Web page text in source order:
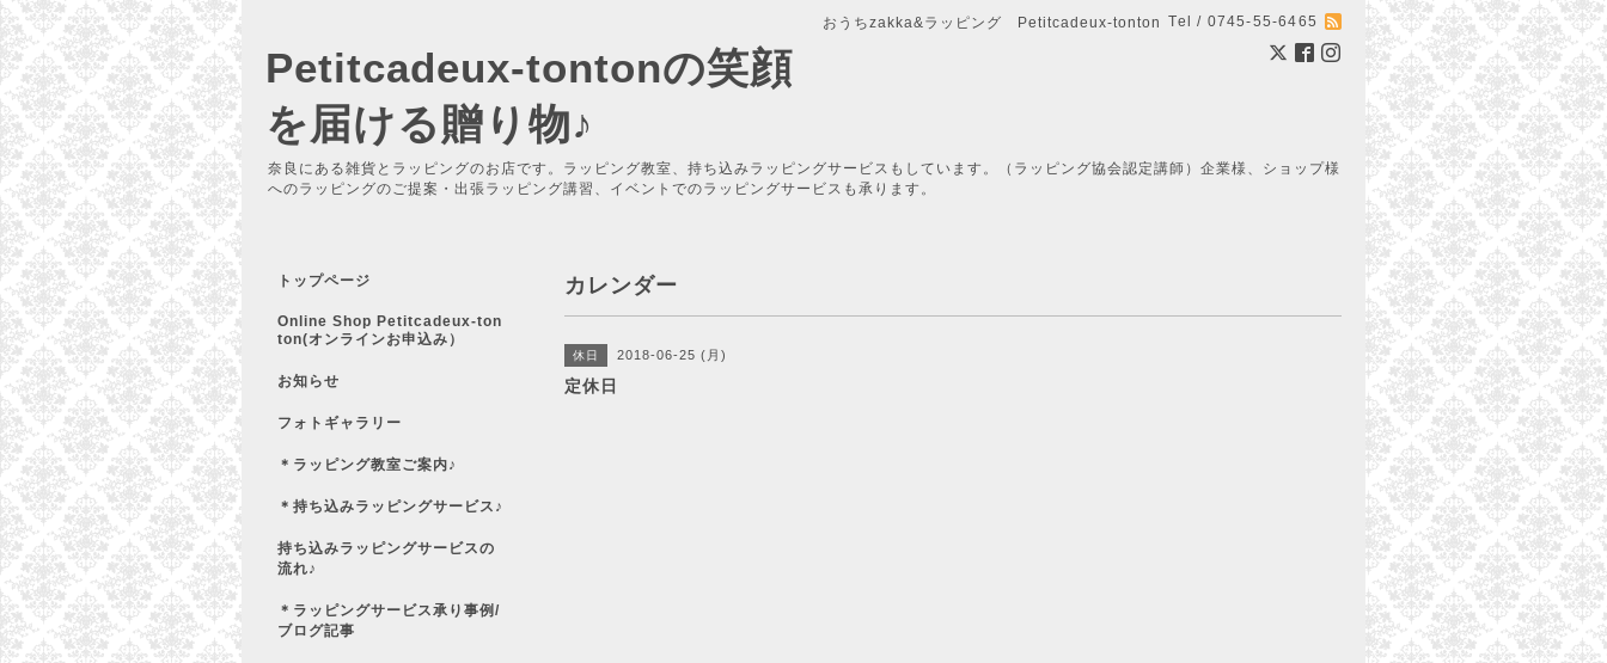
おうちzakka&ラッピング Petitcadeux-tonton Tel / 0745-55-6465
Petitcadeux-tontonの笑顔
を届ける贈り物♪
奈良にある雑貨とラッピングのお店です。ラッピング教室、持ち込みラッピングサービスもしています。（ラッピング協会認定講師）企業様、ショップ様
へのラッピングのご提案・出張ラッピング講習、イベントでのラッピングサービスも承ります。
カレンダー
休日 2018-06-25 (月)
定休日
トップページ
Online Shop Petitcadeux-ton
ton(オンラインお申込み）
お知らせ
フォトギャラリー
＊ラッピング教室ご案内♪
＊持ち込みラッピングサービス♪
持ち込みラッピングサービスの
流れ♪
＊ラッピングサービス承り事例/
ブログ記事